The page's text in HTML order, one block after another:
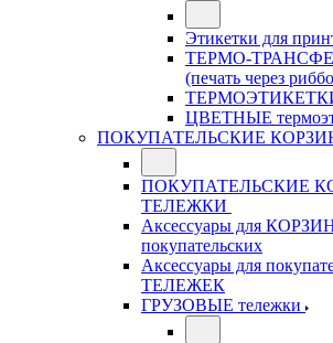
Этикетки для
ТЕРМО-
(печать через
ЦВЕТНЫЕ
ПОКУПАТЕЛЬСКИЕ
ПОКУПАТЕЛЬСКИЕ
ТЕЛЕЖКИ
Аксессуары для
покупательских
Аксессуары для
ТЕЛЕЖЕК
ГРУЗОВЫЕ тележки